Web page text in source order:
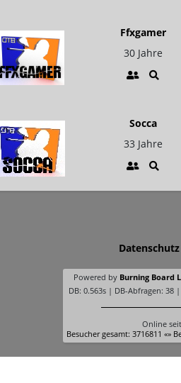
Ffxgamer
30 Jahre
Socca
33 Jahre
Datenschutz
Powered by Burning Board
DB: 0.563s | DB-Abfragen: 38
Online
Besucher gesamt: 3716811 «»